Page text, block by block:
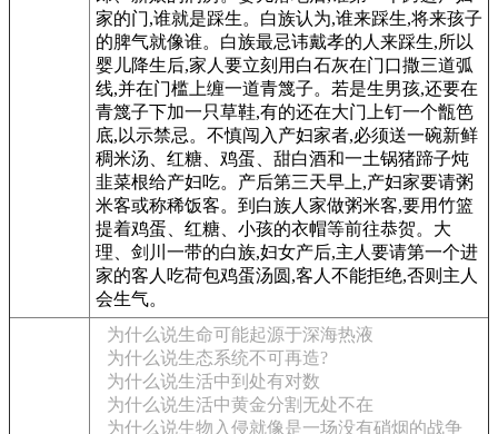
家的门,谁就是踩生。白族认为,谁来踩生,将来孩子
的脾气就像谁。白族最忌讳戴孝的人来踩生,所以
婴儿降生后,家人要立刻用白石灰在门口撒三道弧
线,并在门槛上缠一道青篾子。若是生男孩,还要在
青篾子下加一只草鞋,有的还在大门上钉一个甑笆
底,以示禁忌。不慎闯入产妇家者,必须送一碗新鲜
稠米汤、红糖、鸡蛋、甜白酒和一土锅猪蹄子炖
韭菜根给产妇吃。产后第三天早上,产妇家要请粥
米客或称稀饭客。到白族人家做粥米客,要用竹篮
提着鸡蛋、红糖、小孩的衣帽等前往恭贺。大
理、剑川一带的白族,妇女产后,主人要请第一个进
家的客人吃荷包鸡蛋汤圆,客人不能拒绝,否则主人
会生气。
为什么说生命可能起源于深海热液
为什么说生态系统不可再造?
为什么说生活中到处有对数
为什么说生活中黄金分割无处不在
为什么说生物入侵就像是一场没有硝烟的战争